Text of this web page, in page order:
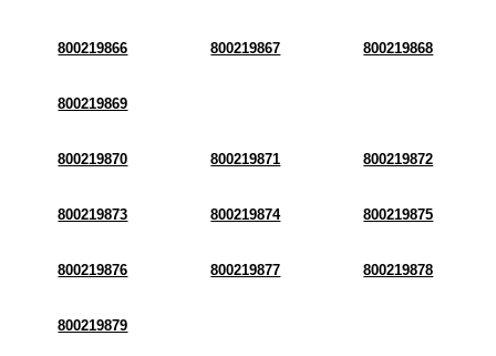
800219866 800219867 800219868
800219869
800219870 800219871 800219872
800219873 800219874 800219875
800219876 800219877 800219878
800219879